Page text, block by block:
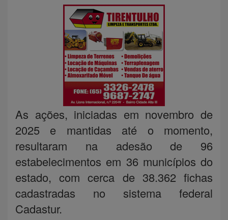
As ações, iniciadas em novembro de
2025 e mantidas até o momento,
resultaram na adesão de 96
estabelecimentos em 36 municípios do
estado, com cerca de 38.362 fichas
cadastradas no sistema federal
Cadastur.